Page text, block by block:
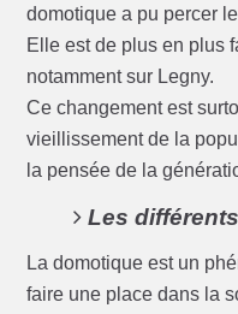
domotique a pu percer
Elle est de plus en plus
notamment sur Legny.
Ce changement est
vieillissement de la
la pensée de la
Les
La domotique est un
faire une place dans la